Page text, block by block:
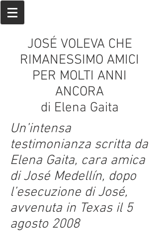
JOSÉ VOLEVA CHE
RIMANESSIMO AMICI
PER MOLTI ANNI
ANCORA
di Elena Gaita
Un’intensa
testimonianza scritta da
Elena Gaita, cara amica
di José Medellín, dopo
l’esecuzione di José,
avvenuta in Texas il 5
agosto 2008